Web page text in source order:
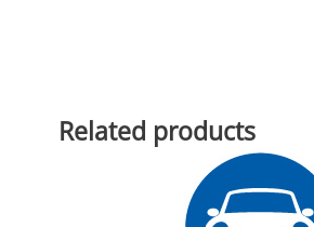
Related products